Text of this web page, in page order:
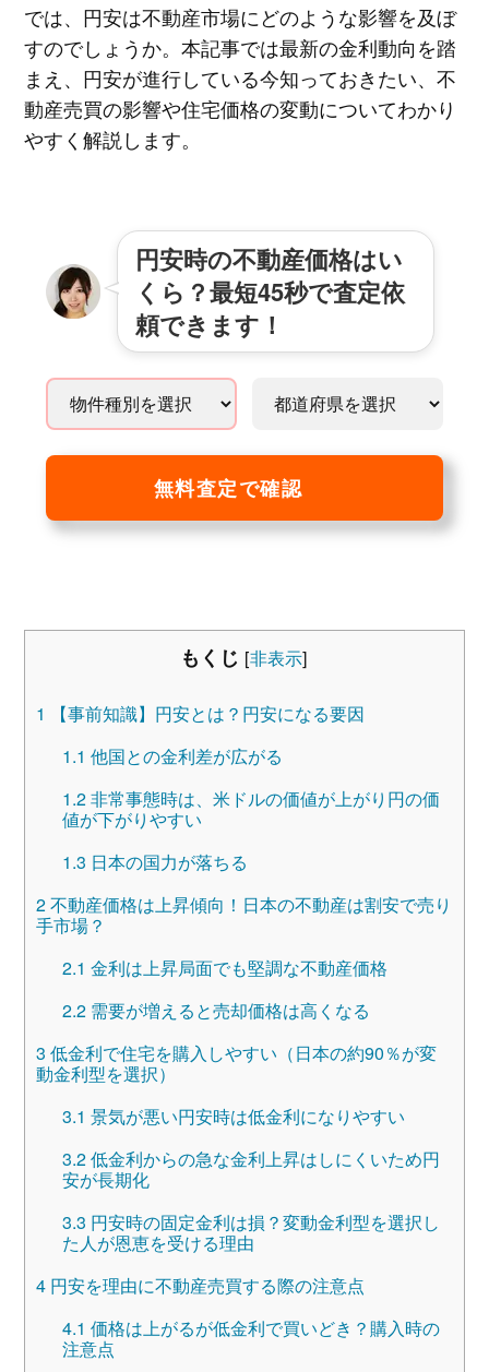
では、円安は不動産市場にどのような影響を及ぼ
すのでしょうか。本記事では最新の金利動向を踏
まえ、円安が進行している今知っておきたい、不
動産売買の影響や住宅価格の変動についてわかり
やすく解説します。
円安時の不動産価格はい
くら？最短45秒で査定依
頼できます！
無料査定で確認
もくじ [非表示]
1
【事前知識】円安とは？円安になる要因
1.1 他国との金利差が広がる
1.2非常事態時は、米ドルの価値が上がり円の価
値が下がりやすい
1.3 日本の国力が落ちる
2不動産価格は上昇傾向！日本の不動産は割安で売り
手市場？
2.1 金利は上昇局面でも堅調な不動産価格
2.2需要が増えると売却価格は高くなる
3 低金利で住宅を購入しやすい（日本の約90％が変
動金利型を選択）
3.1 景気が悪い円安時は低金利になりやすい
3.2低金利からの急な金利上昇はしにくいため円
安が長期化
3.3 円安時の固定金利は損？変動金利型を選択し
た人が恩恵を受ける理由
4円安を理由に不動産売買する際の注意点
4.1 価格は上がるが低金利で買いどき？購入時の
注意点